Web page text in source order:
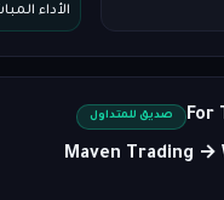
الأداء
For صديق للمتداول
Maven Trading →